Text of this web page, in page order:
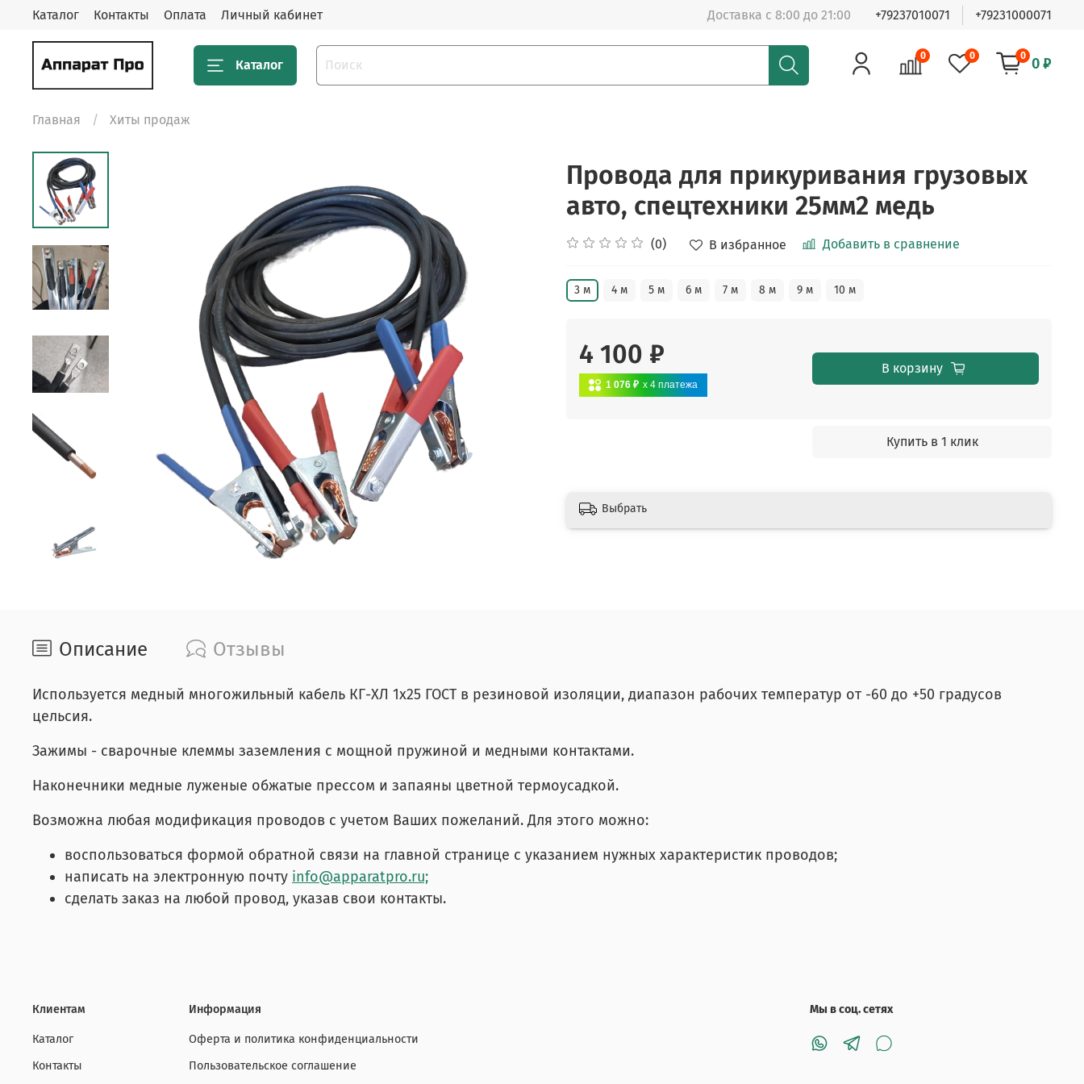
Каталог Контакты Оплата Личный кабинет Доставка с 8:00 до 21:00 +79237010071 +79231000071
Каталог
0 0 0 0 ₽
Главная Хиты продаж
Провода для прикуривания грузовых
авто, спецтехники 25мм2 медь
(0) В избранное Добавить в сравнение
3 м 4 м 5 м 6 м 7 м 8 м 9 м 10 м
4 100 ₽
1 076 ₽ x 4 платежа
В корзину
Купить в 1 клик
Выбрать
Описание Отзывы
Используется медный многожильный кабель КГ-ХЛ 1х25 ГОСТ в резиновой изоляции, диапазон рабочих температур от -60 до +50 градусов
цельсия.
Зажимы - сварочные клеммы заземления с мощной пружиной и медными контактами.
Наконечники медные луженые обжатые прессом и запаяны цветной термоусадкой.
Возможна любая модификация проводов с учетом Ваших пожеланий. Для этого можно:
воспользоваться формой обратной связи на главной странице с указанием нужных характеристик проводов;
написать на электронную почту info@apparatpro.ru;
сделать заказ на любой провод, указав свои контакты.
Клиентам
Каталог
Контакты
Информация
Оферта и политика конфиденциальности
Пользовательское соглашение
Мы в соц. сетях